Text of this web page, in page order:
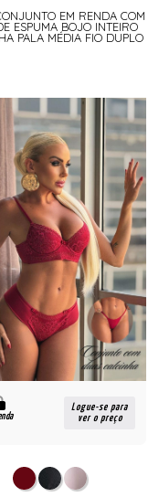
EM RENDA COM
ESPUMA BOJO INTEIRO
PALA MÉDIA FIO DUPLO
Logue-se para
ver o preço